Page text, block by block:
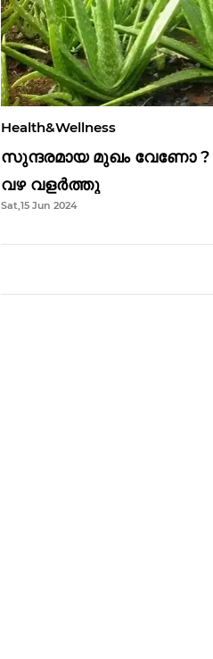
Health&Wellness
സുന്ദരമായ മുഖം വേണോ ?
വഴ വളർത്തു
Sat,15 Jun 2024